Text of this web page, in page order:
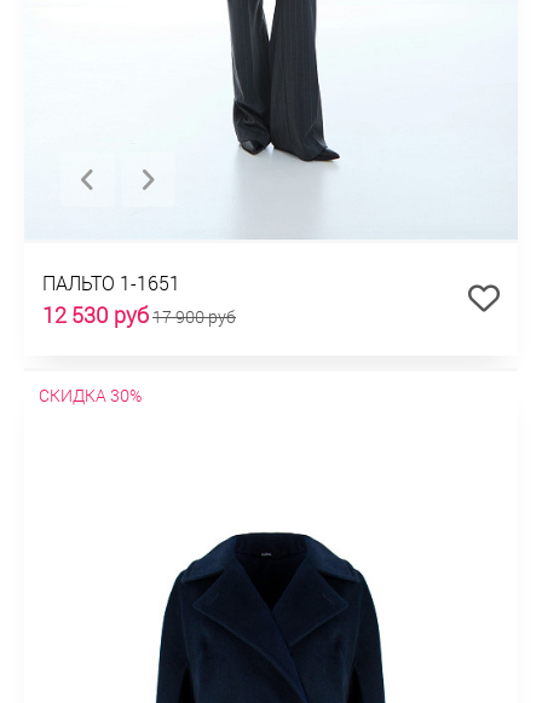
ПАЛЬТО 1-1651
12 530 руб17 900 руб
СКИДКА 30%